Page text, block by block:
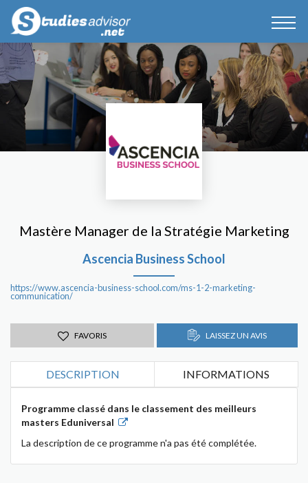
Mastère Manager de la Stratégie Marketing
Ascencia Business School
https://www.ascencia-business-school.com/ms-1-2-marketing-
communication/
FAVORIS LAISSEZ UN AVIS
DESCRIPTION INFORMATIONS
Programme classé dans le classement des meilleurs
masters Eduniversal
La description de ce programme n'a pas été complétée.